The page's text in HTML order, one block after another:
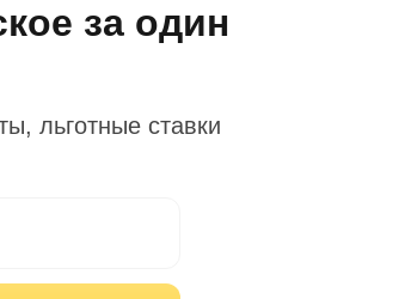
за один
льготные ставки